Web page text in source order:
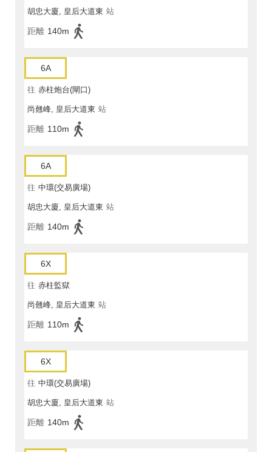
胡忠大廈, 皇后大道東 站
距離 140m
6A
往 赤柱炮台(閘口)
尚翹峰, 皇后大道東 站
距離 110m
6A
往 中環(交易廣場)
胡忠大廈, 皇后大道東 站
距離 140m
6X
往 赤柱監獄
尚翹峰, 皇后大道東 站
距離 110m
6X
往 中環(交易廣場)
胡忠大廈, 皇后大道東 站
距離 140m